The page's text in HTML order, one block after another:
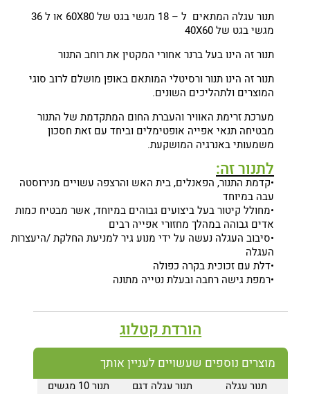
תנור עגלה המתאים ל – 18 מגשי בגט של 60X80 או ל 36
מגשי בגט של 40X60
תנור זה הינו בעל ברנר אחורי המקטין את רוחב התנור
תנור זה הינו תנור ורסיטלי המותאם באופן מושלם לרוב סוגי
המוצרים ולתהליכים השונים.
מערכת זרימת האוויר והעברת החום המתקדמת של התנור
מבטיחה תנאי אפייה אופטימלים וביחד עם זאת חסכון
משמעותי באנרגיה המושקעת.
לתנור זה:
•קדמת התנור, הפאנלים, בית האש והרצפה עשויים מנירוסטה
עבה במיוחד
•מחולל קיטור בעל ביצועים גבוהים במיוחד, אשר מבטיח כמות
אדים גבוהה במהלך מחזורי אפייה רבים
•סיבוב העגלה נעשה על ידי מנוע גיר למניעת החלקת /היעצרות
העגלה
•דלת עם זכוכית בקרה כפולה
•רמפת גישה רחבה ובעלת נטייה מתונה
הורדת קטלוג
מוצרים נוספים שעשויים לעניין אותך
תנור עגלה
תנור עגלה דגם
תנור 10 מגשים